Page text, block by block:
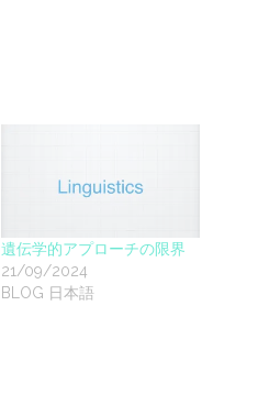
遺伝学的アプローチの限界
21/09/2024
BLOG 日本語